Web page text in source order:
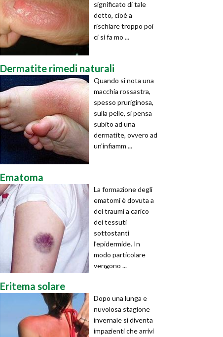
significato di tale
detto, cioè a
rischiare troppo poi
ci si fa mo ...
Dermatite rimedi naturali
Quando si nota una
macchia rossastra,
spesso pruriginosa,
sulla pelle, si pensa
subito ad una
dermatite, ovvero ad
un’infiamm ...
Ematoma
La formazione degli
ematomi è dovuta a
dei traumi a carico
dei tessuti
sottostanti
l’epidermide. In
modo particolare
vengono ...
Eritema solare
Dopo una lunga e
nuvolosa stagione
invernale si diventa
impazienti che arrivi